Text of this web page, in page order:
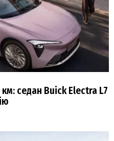
седан Buick Electra L7